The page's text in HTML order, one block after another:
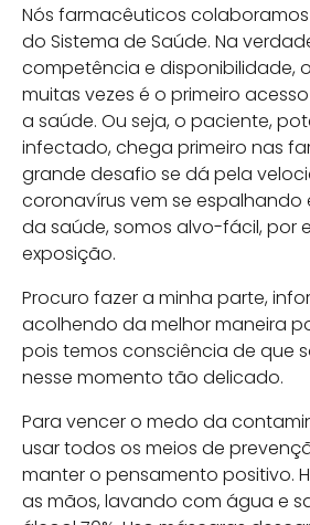
Nós farmacêuticos
do Sistema de Saúde. Na
competência e disponibilidade,
muitas vezes é o primeiro
a saúde. Ou seja, o paciente,
infectado, chega primeiro nas
grande desafio se dá pela
coronavírus vem se espalhando
da saúde, somos alvo-fácil, por
exposição.
Procuro fazer a minha parte,
acolhendo da melhor maneira
pois temos consciência de que
nesse momento tão delicado.
Para vencer o medo da
usar todos os meios de
manter o pensamento positivo.
as mãos, lavando com água e